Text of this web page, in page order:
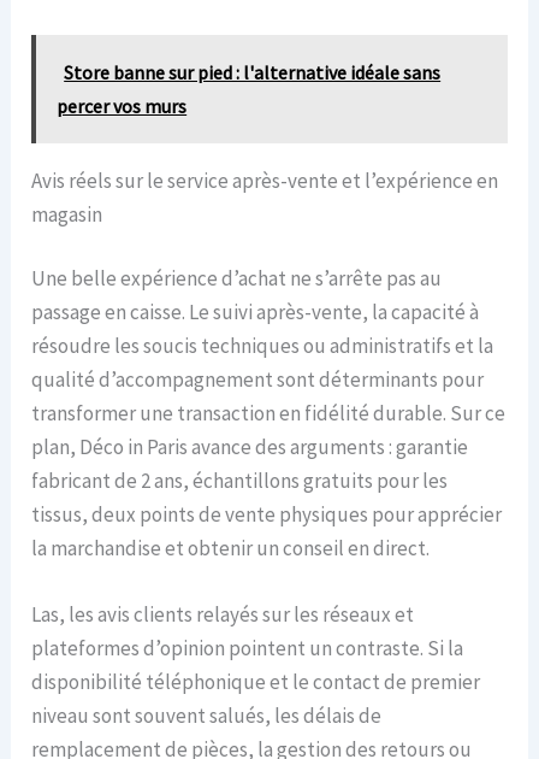
Store banne sur pied : l'alternative idéale sans
percer vos murs
Avis réels sur le service après-vente et l’expérience en
magasin
Une belle expérience d’achat ne s’arrête pas au
passage en caisse. Le suivi après-vente, la capacité à
résoudre les soucis techniques ou administratifs et la
qualité d’accompagnement sont déterminants pour
transformer une transaction en fidélité durable. Sur ce
plan, Déco in Paris avance des arguments : garantie
fabricant de 2 ans, échantillons gratuits pour les
tissus, deux points de vente physiques pour apprécier
la marchandise et obtenir un conseil en direct.
Las, les avis clients relayés sur les réseaux et
plateformes d’opinion pointent un contraste. Si la
disponibilité téléphonique et le contact de premier
niveau sont souvent salués, les délais de
remplacement de pièces, la gestion des retours ou